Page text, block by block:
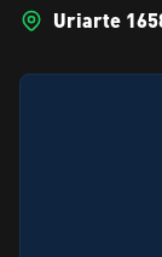
Uriarte